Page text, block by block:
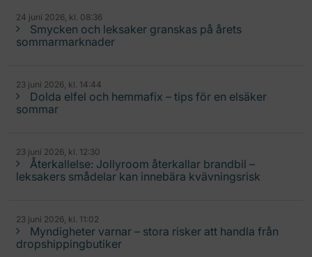
24 juni 2026, kl. 08:36
Smycken och leksaker granskas på årets
sommarmarknader
23 juni 2026, kl. 14:44
Dolda elfel och hemmafix – tips för en elsäker
sommar
23 juni 2026, kl. 12:30
Återkallelse: Jollyroom återkallar brandbil –
leksakers smådelar kan innebära kvävningsrisk
23 juni 2026, kl. 11:02
Myndigheter varnar – stora risker att handla från
dropshippingbutiker